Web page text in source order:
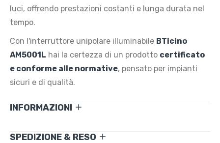
luci, offrendo prestazioni costanti e lunga durata nel
tempo.
Con l'interruttore unipolare illuminabile BTicino
AM5001L hai la certezza di un prodotto certificato
e conforme alle normative, pensato per impianti
sicuri e di qualità.
INFORMAZIONI
SPEDIZIONE & RESO